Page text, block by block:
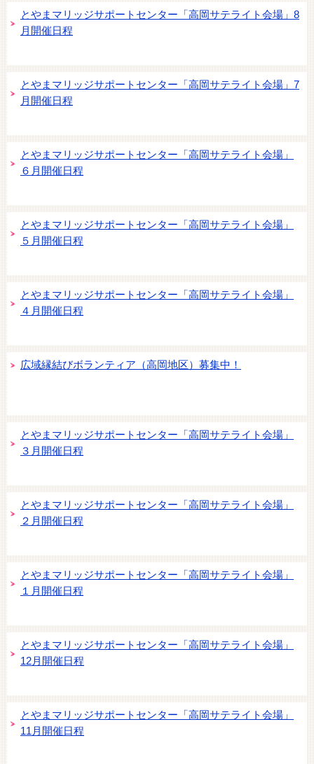
とやまマリッジサポートセンター「高岡サテライト会場」8
月開催日程
とやまマリッジサポートセンター「高岡サテライト会場」7
月開催日程
とやまマリッジサポートセンター「高岡サテライト会場」
６月開催日程
とやまマリッジサポートセンター「高岡サテライト会場」
５月開催日程
とやまマリッジサポートセンター「高岡サテライト会場」
４月開催日程
広域縁結びボランティア（高岡地区）募集中！
とやまマリッジサポートセンター「高岡サテライト会場」
３月開催日程
とやまマリッジサポートセンター「高岡サテライト会場」
２月開催日程
とやまマリッジサポートセンター「高岡サテライト会場」
１月開催日程
とやまマリッジサポートセンター「高岡サテライト会場」
12月開催日程
とやまマリッジサポートセンター「高岡サテライト会場」
11月開催日程